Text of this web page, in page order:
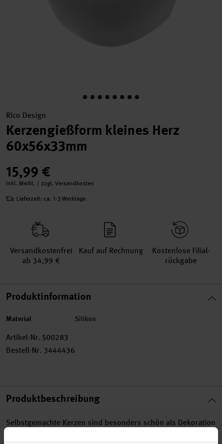
Rico Design
Kerzengießform kleines Herz
60x56x33mm
15,99 €
inkl. MwSt. / zzgl. Versandkosten
Lieferzeit: ca. 1-3 Werktage
Versand­kosten­frei
ab 34,99 €
Kauf auf Rechnung
Kosten­lose Filial­
rückgabe
Produktinformation
Material Silikon
Artikel-Nr. 500283
Bestell-Nr. 3444436
Produktbeschreibung
Selbstgemachte Kerzen sind besonders schön als Dekoration